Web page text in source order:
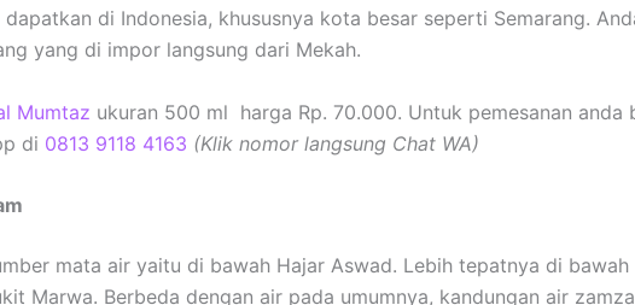
di Indonesia, khususnya kota besar seperti Semarang.
yang di impor langsung dari Mekah.
Mumtaz ukuran 500 ml harga Rp. 70.000. Untuk pemesanan anda
di 0813 9118 4163 (Klik nomor langsung Chat WA)
mata air yaitu di bawah Hajar Aswad. Lebih tepatnya di bawah
Marwa. Berbeda dengan air pada umumnya, kandungan air